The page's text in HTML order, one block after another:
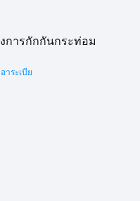
การกักกันกระท่อม